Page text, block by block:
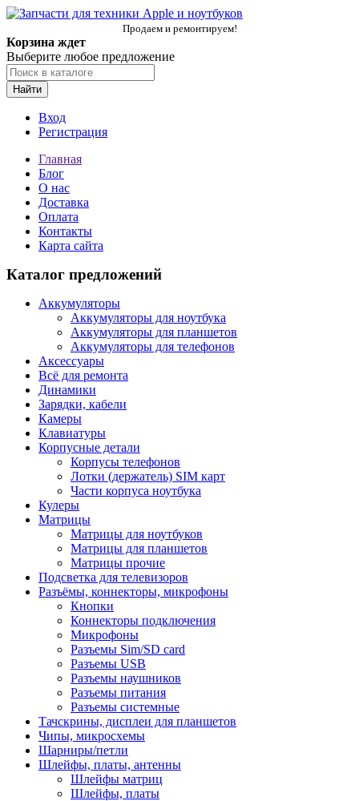
Продаем и ремонтируем!
Корзина ждет
Выберите любое предложение
Найти
Вход
Регистрация
Главная
Блог
О нас
Доставка
Оплата
Контакты
Карта сайта
Каталог предложений
Аккумуляторы
Аккумуляторы для ноутбука
Аккумуляторы для планшетов
Аккумуляторы для телефонов
Аксессуары
Всё для ремонта
Динамики
Зарядки, кабели
Камеры
Клавиатуры
Корпусные детали
Корпусы телефонов
Лотки (держатель) SIM карт
Части корпуса ноутбука
Кулеры
Матрицы
Матрицы для ноутбуков
Матрицы для планшетов
Матрицы прочие
Подсветка для телевизоров
Разъёмы, коннекторы, микрофоны
Кнопки
Коннекторы подключения
Микрофоны
Разъемы Sim/SD card
Разъемы USB
Разъемы наушников
Разъемы питания
Разъемы системные
Тачскрины, дисплеи для планшетов
Чипы, микросхемы
Шарниры/петли
Шлейфы, платы, антенны
Шлейфы матриц
Шлейфы, платы